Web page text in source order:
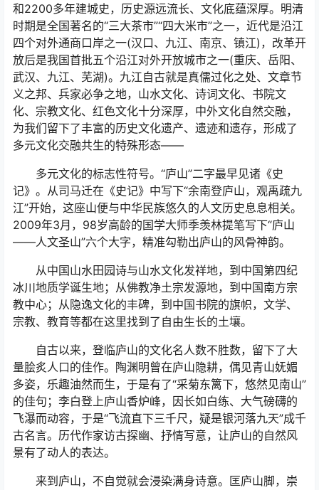
和2200多年建城史，历史源远流长、文化底蕴深厚。明清
时期是全国著名的“三大茶市”“四大米市”之一，近代是沿江
四个对外通商口岸之一(汉口、九江、南京、镇江)，改革开
放后是我国首批五个沿江对外开放城市之一(重庆、岳阳、
武汉、九江、芜湖)。九江自古就是真儒过化之处、文章节
义之邦、兵家必争之地，山水文化、诗词文化、书院文
化、宗教文化、红色文化十分深厚，中外文化自然交融，
为我们留下了丰富的历史文化遗产、遗迹和遗存，形成了
多元文化交融共生的特殊形态——
多元文化的标志性符号。“庐山”二字最早见诸《史
记》。从司马迁在《史记》中写下“余南登庐山，观禹疏九
江”开始，这座山便与中华民族悠久的人文历史息息相关。
2009年3月，98岁高龄的国学大师季羡林提笔写下“庐山
——人文圣山”六个大字，精准勾勒出庐山的风骨神韵。
从中国山水田园诗与山水文化发祥地，到中国第四纪
冰川地质学诞生地；从佛教净土宗发源地，到中国南方宗
教中心；从隐逸文化的丰碑，到中国书院的旗帜，文学、
宗教、教育等都在这里找到了自由生长的土壤。
自古以来，登临庐山的文化名人数不胜数，留下了大
量脍炙人口的佳作。陶渊明曾在庐山隐耕，偶见青山妩媚
多姿，乐趣油然而生，于是有了“采菊东篱下，悠然见南山”
的佳句；李白登上庐山香炉峰，因长如白练、大气磅礴的
飞瀑而动容，于是“飞流直下三千尺，疑是银河落九天”成千
古名言。历代作家访古探幽、抒情写意，让庐山的自然风
景有了动人的表达。
来到庐山，不自觉就会浸染满身诗意。匡庐山脚，崇